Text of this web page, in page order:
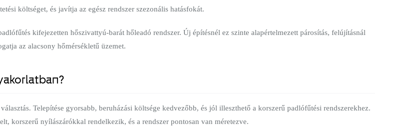
költséget, és javítja az egész rendszer szezonális hatásfokát.
kifejezetten hőszivattyú-barát hőleadó rendszer. Új építésnél ez szinte alapértelmezett párosítás, felújításnál
az alacsony hőmérsékletű üzemet.
Telepítése gyorsabb, beruházási költsége kedvezőbb, és jól illeszthető a korszerű padlófűtési rendszerekhez.
korszerű nyílászárókkal rendelkezik, és a rendszer pontosan van méretezve.